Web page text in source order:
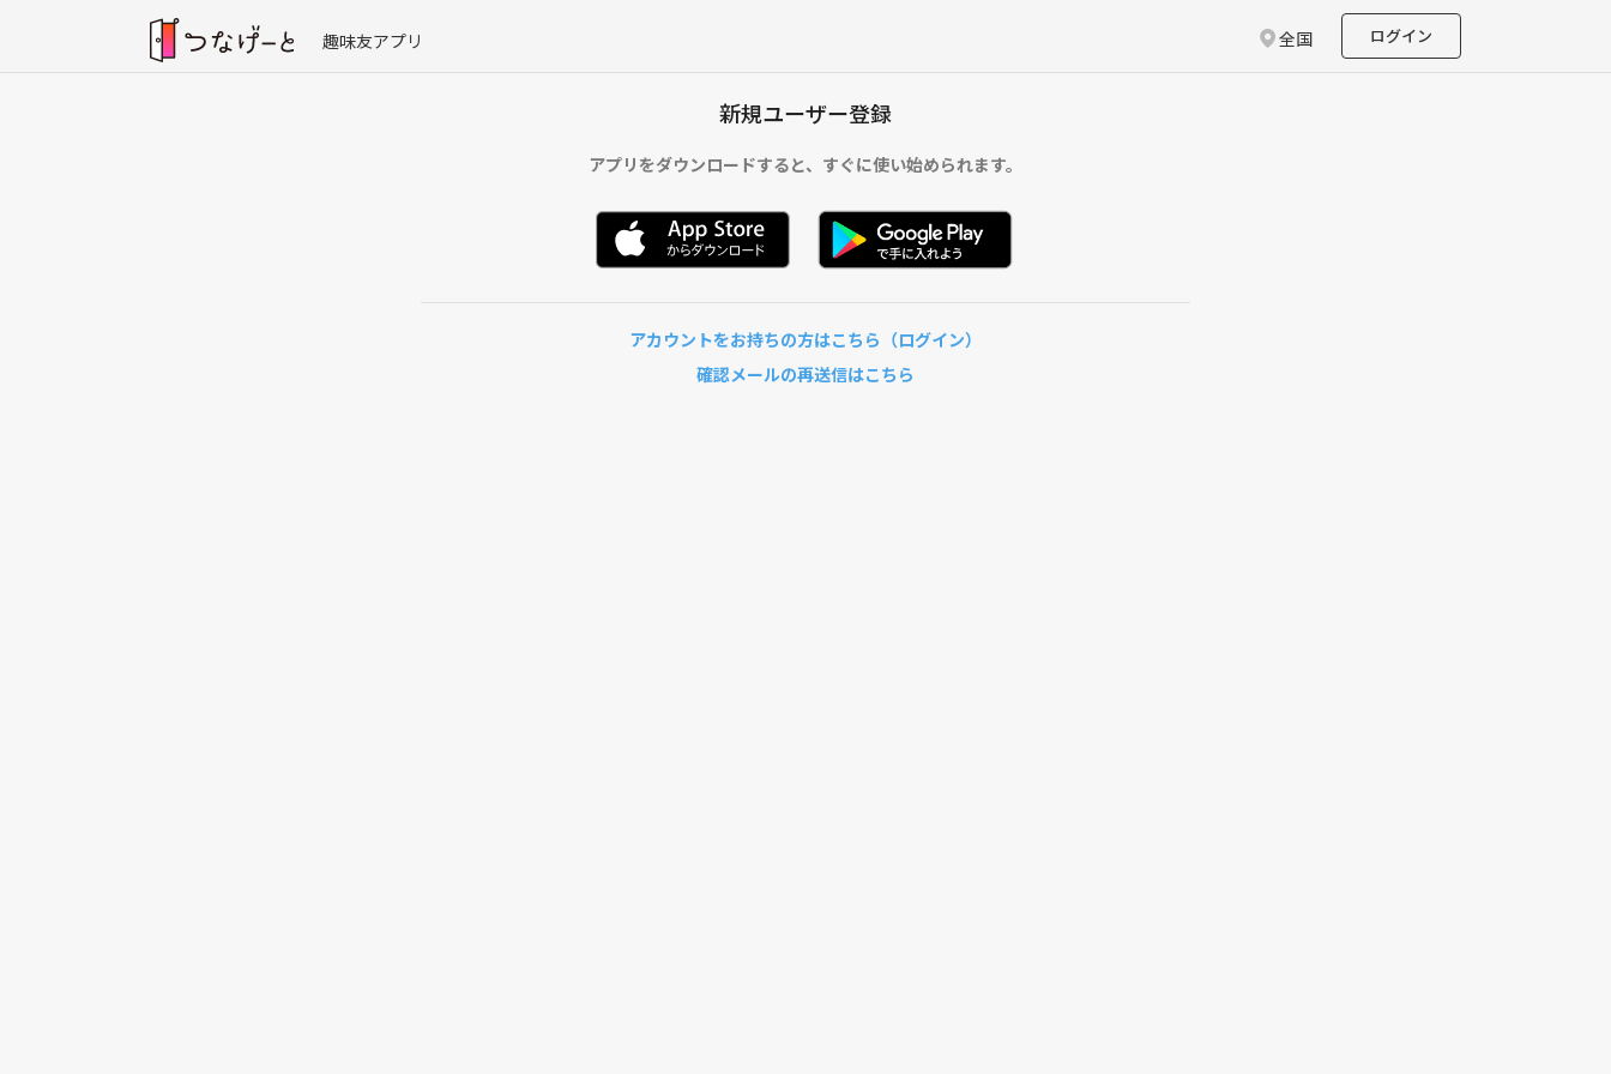
趣味友アプリ 全国 ログイン
新規ユーザー登録
アプリをダウンロードすると、 すぐに使い始められます。
アカウントをお持ちの方はこちら（ログイン）
確認メールの再送信はこちら